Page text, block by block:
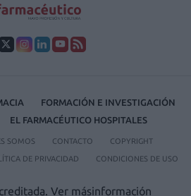
FORMACIÓN E INVESTIGACIÓN
EL FARMACÉUTICO HOSPITALES
SOMOS CONTACTO COPYRIGHT
DE PRIVACIDAD CONDICIONES DE USO